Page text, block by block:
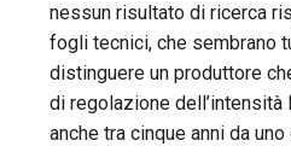
nessun risultato di ricerca
fogli tecnici, che sembrano
distinguere un produttore
di regolazione dell’intensità
anche tra cinque anni da